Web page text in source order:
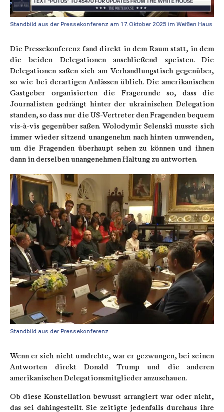
Standbild aus der Pressekonferenz am 17. Oktober 2025 im Weißen Haus
Die Pressekonferenz fand direkt in dem Raum statt, in dem
die beiden Delegationen anschließend speisten. Die
Delegationen saßen sich am Verhandlungstisch gegenüber,
so wie bei derartigen Anlässen üblich. Die amerikanischen
Gastgeber organisierten die Fragerunde so, dass die
Journalisten gedrängt hinter der ukrainischen Delegation
standen, so dass nur die US-Vertreter den Fragenden bequem
vis-à-vis gegenüber saßen. Wolodymir Selenski musste sich
immer wieder sitzend unangenehm nach hinten umwenden,
um die Fragenden überhaupt sehen zu können und ihnen
dann in derselben unangenehmen Haltung zu antworten.
Standbild aus der Pressekonferenz
Wenn er sich nicht umdrehte, war er gezwungen, bei seinen
Antworten direkt Donald Trump und die anderen
amerikanischen Delegationsmitglieder anzuschauen.
Ob diese Konstellation bewusst arrangiert war oder nicht,
das sei dahingestellt. Sie zeitigte jedenfalls durchaus ihre